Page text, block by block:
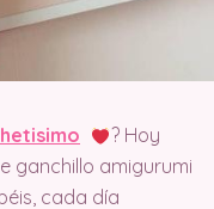
? Hoy
ganchillo amigurumi
cada día